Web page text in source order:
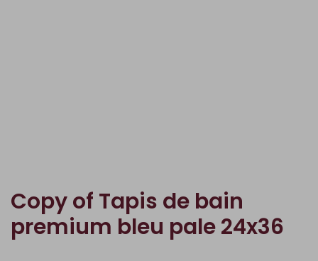
Copy of Tapis de bain
premium bleu pale 24x36